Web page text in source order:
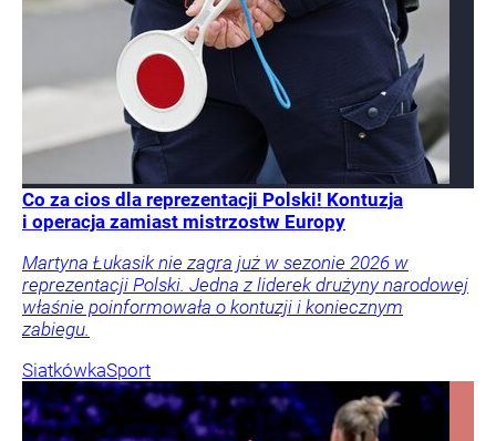
Co za cios dla reprezentacji Polski! Kontuzja
i operacja zamiast mistrzostw Europy
Martyna Łukasik nie zagra już w sezonie 2026 w
reprezentacji Polski. Jedna z liderek drużyny narodowej
właśnie poinformowała o kontuzji i koniecznym
zabiegu.
SiatkówkaSport